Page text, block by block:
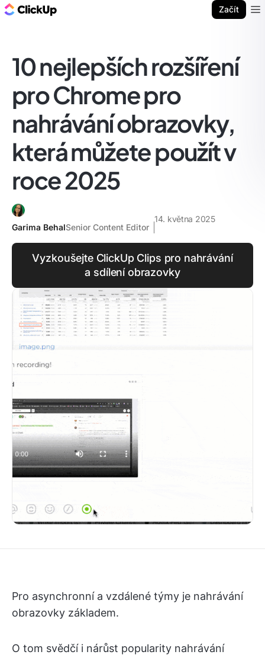
Začít
10 nejlepších rozšíření
pro Chrome pro
nahrávání obrazovky,
která můžete použít v
roce 2025
Garima BehalSenior Content Editor
14. května 2025
Vyzkoušejte ClickUp Clips pro nahrávání
a sdílení obrazovky
Pro asynchronní a vzdálené týmy je nahrávání
obrazovky základem.
O tom svědčí i nárůst popularity nahrávání